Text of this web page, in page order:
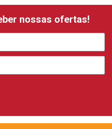
nossas ofertas!